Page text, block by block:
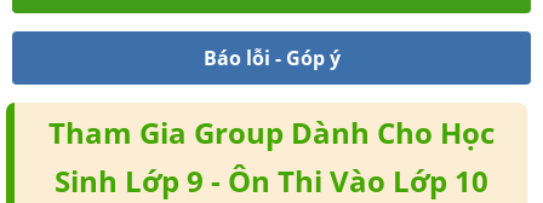
Báo lỗi - Góp ý
Tham Gia Group Dành Cho Học
Sinh Lớp 9 - Ôn Thi Vào Lớp 10